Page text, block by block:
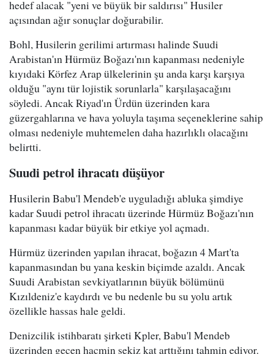
hedef alacak "yeni ve büyük bir saldırısı" Husiler
açısından ağır sonuçlar doğurabilir.
Bohl, Husilerin gerilimi artırması halinde Suudi
Arabistan'ın Hürmüz Boğazı'nın kapanması nedeniyle
kıyıdaki Körfez Arap ülkelerinin şu anda karşı karşıya
olduğu "aynı tür lojistik sorunlarla" karşılaşacağını
söyledi. Ancak Riyad'ın Ürdün üzerinden kara
güzergahlarına ve hava yoluyla taşıma seçeneklerine sahip
olması nedeniyle muhtemelen daha hazırlıklı olacağını
belirtti.
Suudi petrol ihracatı düşüyor
Husilerin Babu'l Mendeb'e uyguladığı abluka şimdiye
kadar Suudi petrol ihracatı üzerinde Hürmüz Boğazı'nın
kapanması kadar büyük bir etkiye yol açmadı.
Hürmüz üzerinden yapılan ihracat, boğazın 4 Mart'ta
kapanmasından bu yana keskin biçimde azaldı. Ancak
Suudi Arabistan sevkiyatlarının büyük bölümünü
Kızıldeniz'e kaydırdı ve bu nedenle bu su yolu artık
özellikle hassas hale geldi.
Denizcilik istihbaratı şirketi Kpler, Babu'l Mendeb
üzerinden geçen hacmin sekiz kat arttığını tahmin ediyor.